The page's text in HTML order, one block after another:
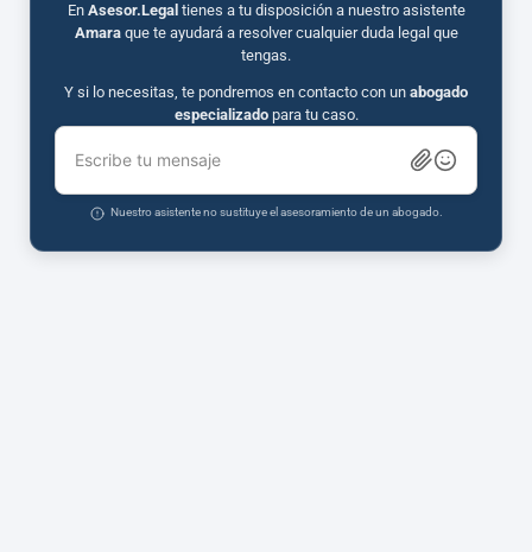
En Asesor.Legal tienes a tu disposición a nuestro asistente
Amaraque te ayudará a resolver cualquier duda legal que
tengas.
Y si lo necesitas, te pondremos en contacto con un abogado
especializadopara tu caso.
Escribe tu mensaje
Nuestro asistente no sustituye el asesoramiento de un abogado.